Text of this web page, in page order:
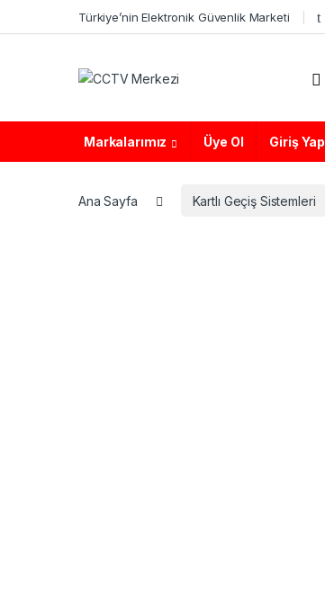
Türkiye’nin Elektronik Güvenlik Marketi
Markalarımız Üye Ol Giriş Yap
Ana Sayfa Kartlı Geçiş Sistemleri